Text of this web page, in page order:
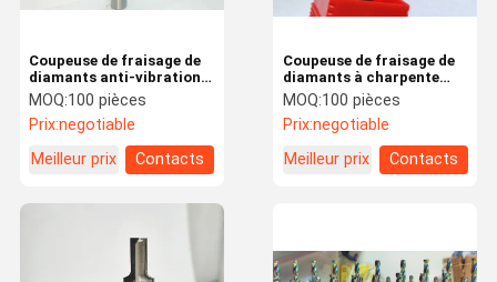
Coupeuse de fraisage de
diamants à charpente
droite personnalisée pour
les milieux industriels et
bricolage
MOQ:100 pièces
Prix:negotiable
Meilleur prix
Contacts
Coupeuse de fraisage de
diamants anti-vibration
pour un processus de
coupe lisse et précis
MOQ:100 pièces
Prix:negotiable
Meilleur prix
Contacts